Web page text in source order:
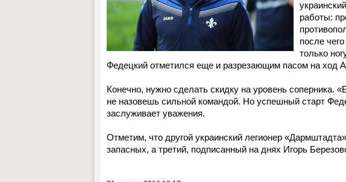
работы:
после
только
Федецкий отметился еще и разрезающим пасом на ход
Конечно, нужно сделать скидку на уровень соперника.
не назовешь сильной командой. Но успешный старт
заслуживает уважения.
Отметим, что другой украинский легионер
запасных, а третий, подписанный на днях Игорь